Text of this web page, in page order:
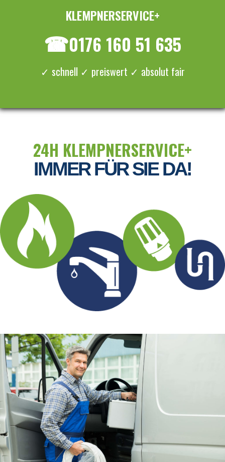
KLEMPNERSERVICE+
☎0176 160 51 635
✓ schnell ✓ preiswert ✓ absolut fair
24H KLEMPNERSERVICE+
IMMER FÜR SIE DA!